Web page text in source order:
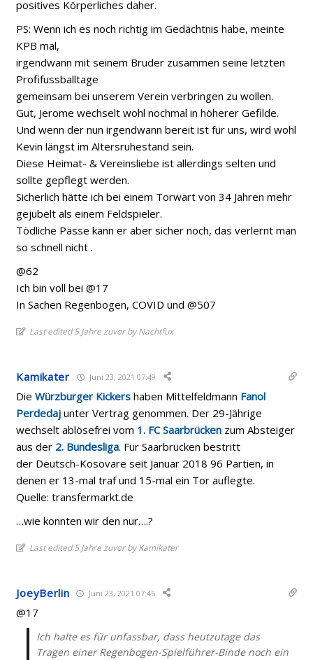
positives Körperliches daher.
PS: Wenn ich es noch richtig im Gedächtnis habe, meinte
KPB mal,
irgendwann mit seinem Bruder zusammen seine letzten
Profifussballtage
gemeinsam bei unserem Verein verbringen zu wollen.
Gut, Jerome wechselt wohl nochmal in höherer Gefilde.
Und wenn der nun irgendwann bereit ist für uns, wird wohl
Kevin längst im Altersruhestand sein.
Diese Heimat- & Vereinsliebe ist allerdings selten und
sollte gepflegt werden.
Sicherlich hätte ich bei einem Torwart von 34 Jahren mehr
gejubelt als einem Feldspieler.
Tödliche Pässe kann er aber sicher noch, das verlernt man
so schnell nicht .
@62
Ich bin voll bei @17
In Sachen Regenbogen, COVID und @507
Last edited 5 Jahre zuvor by Nachtfux
Kamikater Juni 23, 2021 07:49
DieWürzburger Kickers haben Mittelfeldmann Fanol
Perdedaj unter Vertrag genommen. Der 29-Jährige
wechselt ablösefrei vom 1. FC Saarbrücken zum Absteiger
aus der 2. Bundesliga. Für Saarbrücken bestritt
der Deutsch-Kosovare seit Januar 2018 96 Partien, in
denen er 13-mal traf und 15-mal ein Tor auflegte.
Quelle: transfermarkt.de
…wie konnten wir den nur….?
Last edited 5 Jahre zuvor by Kamikater
JoeyBerlin Juni 23, 2021 07:45
@17
Ich halte es für unfassbar, dass heutzutage das
Tragen einer Regenbogen-Spielführer-Binde noch ein